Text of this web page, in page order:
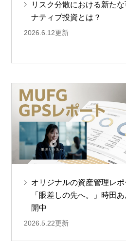
リスク分散における新た
ナティブ投資とは？
2026.6.12更新
オリジナルの資産管理レポ
「眼差しの先へ。」時田
開中
2026.5.22更新